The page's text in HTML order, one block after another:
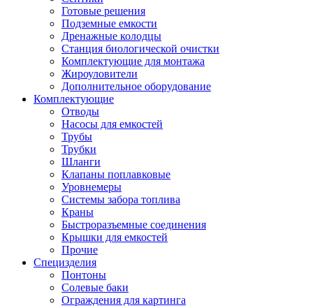
Готовые решения
Подземные емкости
Дренажные колодцы
Станция биологической очистки
Комплектующие для монтажа
Жироуловители
Дополнительное оборудование
Комплектующие
Отводы
Насосы для емкостей
Трубы
Трубки
Шланги
Клапаны поплавковые
Уровнемеры
Системы забора топлива
Краны
Быстроразъемные соединения
Крышки для емкостей
Прочие
Специзделия
Понтоны
Солевые баки
Ограждения для картинга